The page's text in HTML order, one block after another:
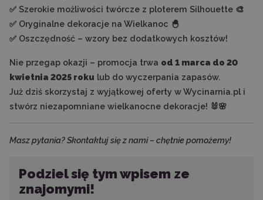
✅ Szerokie możliwości twórcze z ploterem Silhouette 🎨
✅ Oryginalne dekoracje na Wielkanoc 🐣
✅ Oszczędność – wzory bez dodatkowych kosztów!
Nie przegap okazji – promocja trwa od 1 marca do 20
kwietnia 2025 roku lub do wyczerpania zapasów.
Już dziś skorzystaj z wyjątkowej oferty w Wycinarnia.pl i
stwórz niezapomniane wielkanocne dekoracje! 🐰🌸
Masz pytania? Skontaktuj się z nami – chętnie pomożemy!
Podziel się tym wpisem ze
znajomymi!